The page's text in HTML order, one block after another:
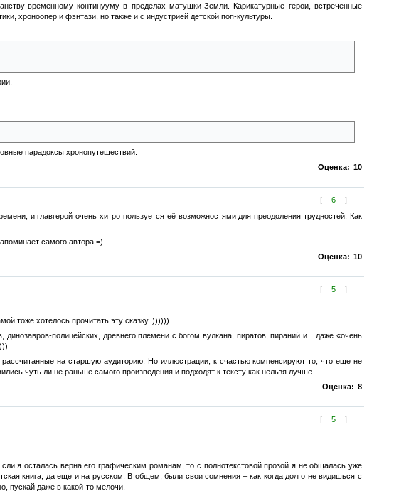
временному континууму в пределах матушки-Земли. Карикатурные герои, встреченные
хроноопер и фэнтази, но также и с индустрией детской поп-культуры.
парадоксы хронопутешествий.
Оценка: 10
[ 6 ]
и главгерой очень хитро пользуется её возможностями для преодоления трудностей. Как
самого автора =)
Оценка: 10
[ 5 ]
тоже хотелось прочитать эту сказку. ))))))
полицейских, древнего племени с богом вулкана, пиратов, пираний и... даже «очень
на старшую аудиторию. Но иллюстрации, к счастью компенсируют то, что еще не
чуть ли не раньше самого произведения и подходят к тексту как нельзя лучше.
Оценка: 8
[ 5 ]
я осталась верна его графическим романам, то с полнотекстовой прозой я не общалась уже
книга, да еще и на русском. В общем, были свои сомнения – как когда долго не видишься с
пускай даже в какой-то мелочи.